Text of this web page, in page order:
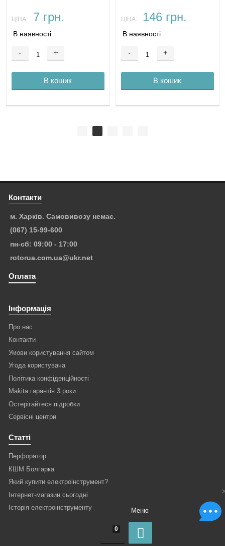
ЦІНА: 7 грн.
В наявності
- +
В кошик
ЦІНА: 146 грн.
В наявності
- +
В кошик
Контакти
м. Харків. Самовивозу немає.
(067) 15-99-600
пн-сб: 09:00 - 17:00
rotorua.com.ua@ukr.net
Оплата
Інформація
Про нас
Контакти
Умови користування сайтом
Угода користувача
Політика конфіденційності
Makita гарантія 3 роки
Остерігайтеся підробки
Сервісні центри
Статті
Перфоратор
КШМ Болгарка
Який купити електроінструмент?
Інтернет-магазин сьогодні
Історія електроінструменту
0
Меню